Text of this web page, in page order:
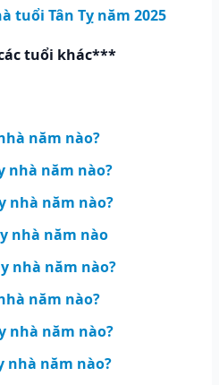
tuổi Tân Tỵ năm 2025
tuổi khác***
năm nào?
nhà năm nào?
nhà năm nào?
nhà năm nào
nhà năm nào?
năm nào?
nhà năm nào?
nhà năm nào?